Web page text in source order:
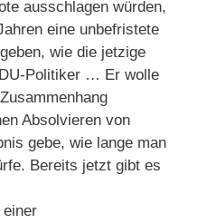
ausschlagen würden,
eine unbefristete
wie die jetzige
Politiker … Er wolle
Absolvieren von
gebe, wie lange man
Bereits jetzt gibt es
einer